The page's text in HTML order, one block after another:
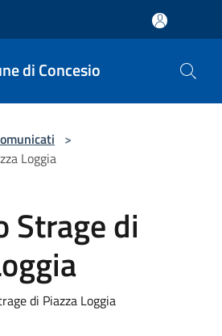
di Concesio
>
Loggia
Strage di
di Piazza Loggia